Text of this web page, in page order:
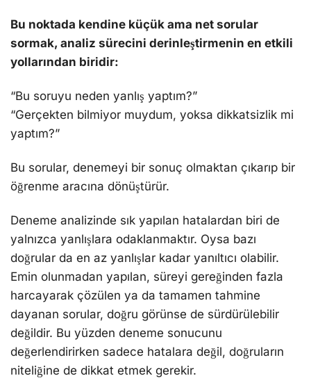
Bu noktada kendine küçük ama net sorular
sormak, analiz sürecini derinleştirmenin en etkili
yollarından biridir:
“Bu soruyu neden yanlış yaptım?”
“Gerçekten bilmiyor muydum, yoksa dikkatsizlik mi
yaptım?”
Bu sorular, denemeyi bir sonuç olmaktan çıkarıp bir
öğrenme aracına dönüştürür.
Deneme analizinde sık yapılan hatalardan biri de
yalnızca yanlışlara odaklanmaktır. Oysa bazı
doğrular da en az yanlışlar kadar yanıltıcı olabilir.
Emin olunmadan yapılan, süreyi gereğinden fazla
harcayarak çözülen ya da tamamen tahmine
dayanan sorular, doğru görünse de sürdürülebilir
değildir. Bu yüzden deneme sonucunu
değerlendirirken sadece hatalara değil, doğruların
niteliğine de dikkat etmek gerekir.